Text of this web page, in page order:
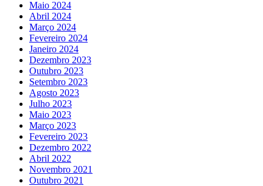
Maio 2024
Abril 2024
Março 2024
Fevereiro 2024
Janeiro 2024
Dezembro 2023
Outubro 2023
Setembro 2023
Agosto 2023
Julho 2023
Maio 2023
Março 2023
Fevereiro 2023
Dezembro 2022
Abril 2022
Novembro 2021
Outubro 2021